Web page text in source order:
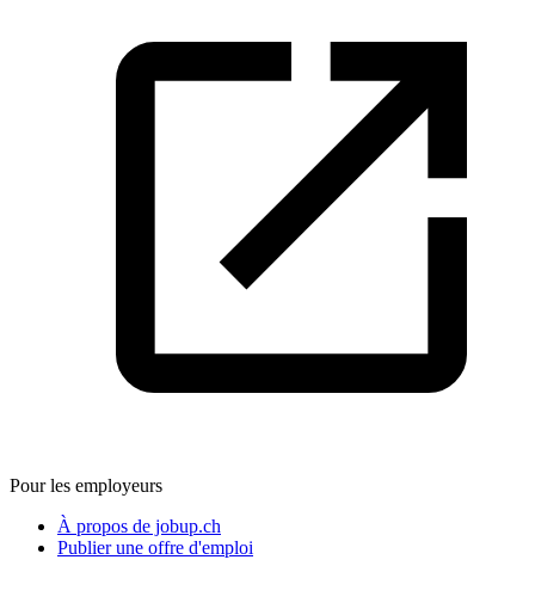
Pour les employeurs
À propos de jobup.ch
Publier une offre d'emploi